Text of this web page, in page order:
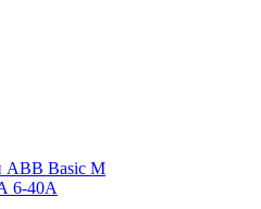
ABB Basic M
6-40А